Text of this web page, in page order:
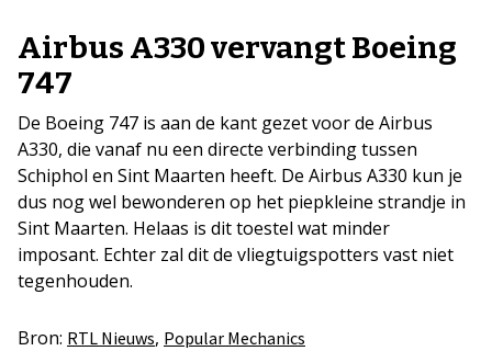
Airbus A330 vervangt Boeing
747
De Boeing 747 is aan de kant gezet voor de Airbus
A330, die vanaf nu een directe verbinding tussen
Schiphol en Sint Maarten heeft. De Airbus A330 kun je
dus nog wel bewonderen op het piepkleine strandje in
Sint Maarten. Helaas is dit toestel wat minder
imposant. Echter zal dit de vliegtuigspotters vast niet
tegenhouden.
Bron: RTL Nieuws, Popular Mechanics